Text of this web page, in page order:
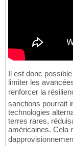
Il est donc
limiter les
renforcer la
sanctions pourrait
technologies
terres rares,
américaines. Cela